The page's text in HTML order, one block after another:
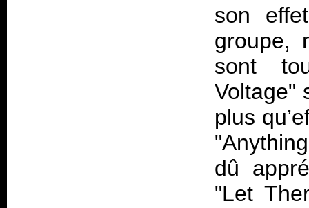
son
groupe,
sont
Voltage"
plus
dû
"Let